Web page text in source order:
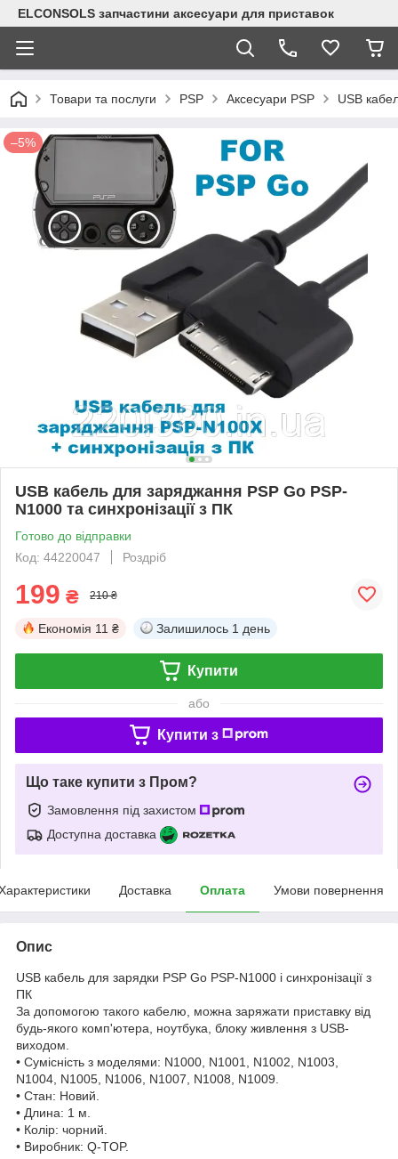
ELCONSOLS запчастини аксесуари для приставок
Товари та послуги PSP Аксесуари PSP USB
–5%
USB кабель для заряджання PSP Go PSP-
N1000 та синхронізації з ПК
Готово до відправки
Код: 44220047
Роздріб
199 ₴ 210 ₴
Економія 11 ₴ Залишилось 1 день
Купити
або
Купити з
Що таке купити з Пром?
Замовлення під захистом
Доступна доставка
Доставка Оплата Умови повернення
Опис
USB кабель для зарядки PSP Go PSP-N1000 і синхронізації з
ПК
За допомогою такого кабелю, можна заряжати приставку від
будь-якого комп'ютера, ноутбука, блоку живлення з USB-
виходом.
• Сумісність з моделями: N1000, N1001, N1002, N1003,
N1004, N1005, N1006, N1007, N1008, N1009.
• Стан: Новий.
• Длина: 1 м.
• Колір: чорний.
• Виробник: Q-TOP.